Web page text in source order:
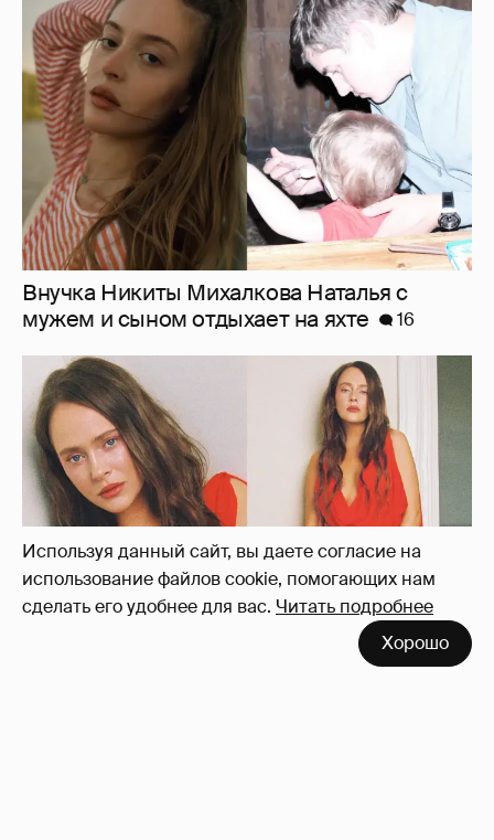
Используя данный сайт, вы даете согласие на
использование файлов cookie, помогающих нам
сделать его удобнее для вас. Читать подробнее
Хорошо
Внучка Никиты Михалкова Наталья с
мужем и сыном отдыхает на яхте
"Лолита". Аглая Тарасова снялась в мини-
платье с декольте и чулках
37